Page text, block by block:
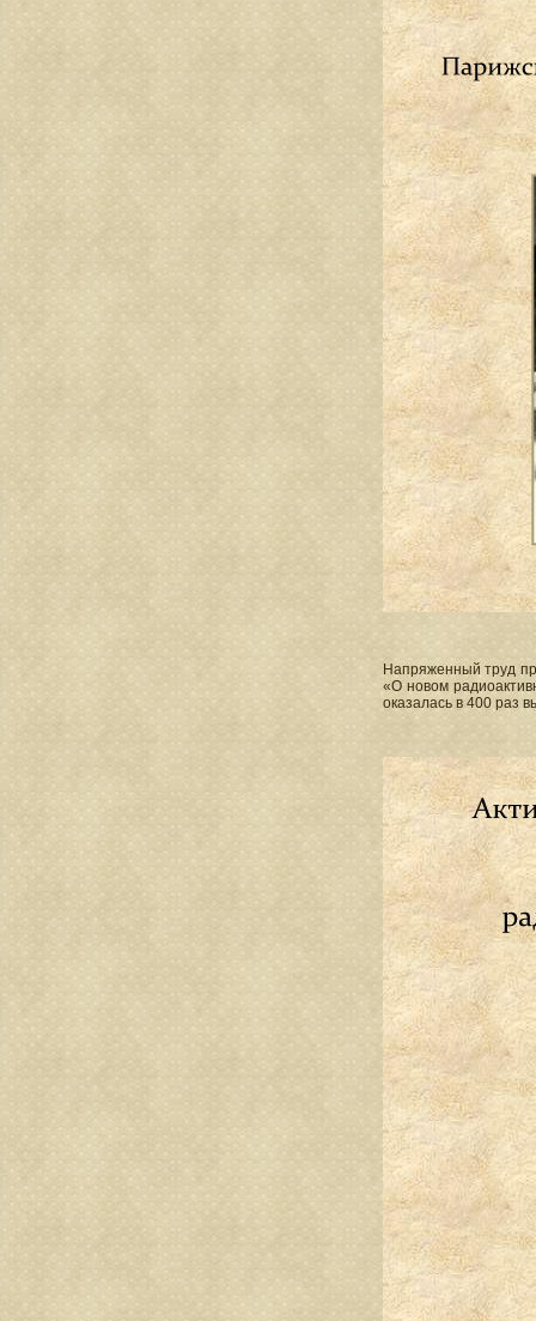
Напряженный труд
«О новом
оказалась в 400 раз